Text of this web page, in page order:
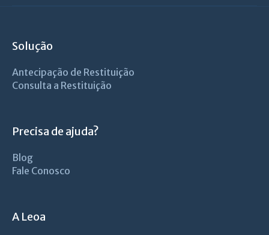
Solução
Antecipação de Restituição
Consulta a Restituição
Precisa de ajuda?
Blog
Fale Conosco
A Leoa